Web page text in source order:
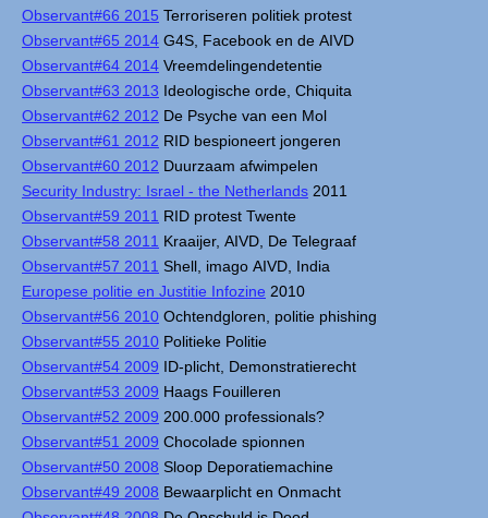
Observant#66 2015 Terroriseren politiek protest
Observant#65 2014 G4S, Facebook en de AIVD
Observant#64 2014 Vreemdelingendetentie
Observant#63 2013 Ideologische orde, Chiquita
Observant#62 2012 De Psyche van een Mol
Observant#61 2012 RID bespioneert jongeren
Observant#60 2012 Duurzaam afwimpelen
Security Industry: Israel - the Netherlands 2011
Observant#59 2011 RID protest Twente
Observant#58 2011 Kraaijer, AIVD, De Telegraaf
Observant#57 2011 Shell, imago AIVD, India
Europese politie en Justitie Infozine 2010
Observant#56 2010 Ochtendgloren, politie phishing
Observant#55 2010 Politieke Politie
Observant#54 2009 ID-plicht, Demonstratierecht
Observant#53 2009 Haags Fouilleren
Observant#52 2009 200.000 professionals?
Observant#51 2009 Chocolade spionnen
Observant#50 2008 Sloop Deporatiemachine
Observant#49 2008 Bewaarplicht en Onmacht